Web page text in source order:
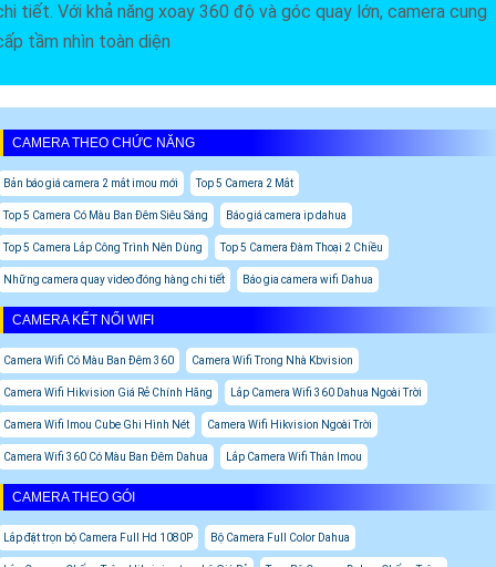
tiết. Với khả năng xoay 360 độ và góc quay lớn, camera cung
tầm nhìn toàn diện
CAMERA THEO CHỨC NĂNG
Bản báo giá camera 2 mắt imou mới Top 5 Camera 2 Mắt
Top 5 Camera Có Màu Ban Đêm Siêu Sáng Báo giá camera ip dahua
Top 5 Camera Lắp Công Trình Nên Dùng Top 5 Camera Đàm Thoại 2 Chiều
Những camera quay video đóng hàng chi tiết Báo gia camera wifi Dahua
CAMERA KẾT NỐI WIFI
Camera Wifi Có Màu Ban Đêm 360 Camera Wifi Trong Nhà Kbvision
Camera Wifi Hikvision Giá Rẻ Chính Hãng Lắp Camera Wifi 360 Dahua Ngoài Trời
Camera Wifi Imou Cube Ghi Hình Nét Camera Wifi Hikvision Ngoài Trời
Camera Wifi 360 Có Màu Ban Đêm Dahua Lắp Camera Wifi Thân Imou
CAMERA THEO GÓI
Lắp đặt trọn bộ Camera Full Hd 1080P Bộ Camera Full Color Dahua